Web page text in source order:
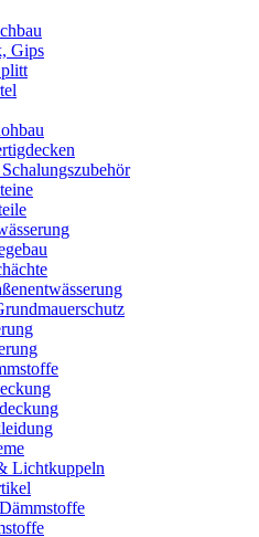
Gips
Lichtkuppeln